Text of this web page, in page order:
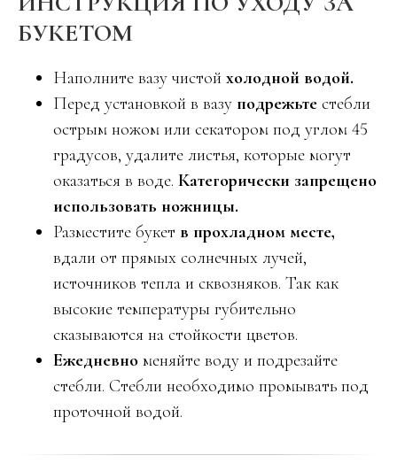
БУКЕТОМ
Наполните вазу чистой холодной водой.
Перед установкой в вазу подрежьте стебли
острым ножом или секатором под углом 45
градусов, удалите листья, которые могут
оказаться в воде. Категорически запрещено
использовать ножницы.
Разместите букет в прохладном месте,
вдали от прямых солнечных лучей,
источников тепла и сквозняков. Так как
высокие температуры губительно
сказываются на стойкости цветов.
Ежедневно меняйте воду и подрезайте
стебли. Стебли необходимо промывать под
проточной водой.